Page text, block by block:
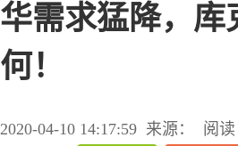
华需求猛降，库
何！
2020-04-10 14:17:59 来源： 阅读